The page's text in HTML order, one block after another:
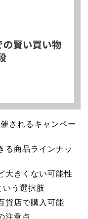
されるキャンペー
る商品ラインナッ
大きくない可能性
う選択肢
貨店で購入可能
注意点